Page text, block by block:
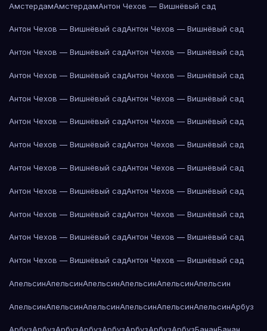
АмстердамАмстердамАнтон Чехов — Вишнёвый сад
Антон Чехов — Вишнёвый садАнтон Чехов — Вишнёвый сад
Антон Чехов — Вишнёвый садАнтон Чехов — Вишнёвый сад
Антон Чехов — Вишнёвый садАнтон Чехов — Вишнёвый сад
Антон Чехов — Вишнёвый садАнтон Чехов — Вишнёвый сад
Антон Чехов — Вишнёвый садАнтон Чехов — Вишнёвый сад
Антон Чехов — Вишнёвый садАнтон Чехов — Вишнёвый сад
Антон Чехов — Вишнёвый садАнтон Чехов — Вишнёвый сад
Антон Чехов — Вишнёвый садАнтон Чехов — Вишнёвый сад
Антон Чехов — Вишнёвый садАнтон Чехов — Вишнёвый сад
Антон Чехов — Вишнёвый садАнтон Чехов — Вишнёвый сад
Антон Чехов — Вишнёвый садАнтон Чехов — Вишнёвый сад
АпельсинАпельсинАпельсинАпельсинАпельсинАпельсин
АпельсинАпельсинАпельсинАпельсинАпельсинАпельсинАрбуз